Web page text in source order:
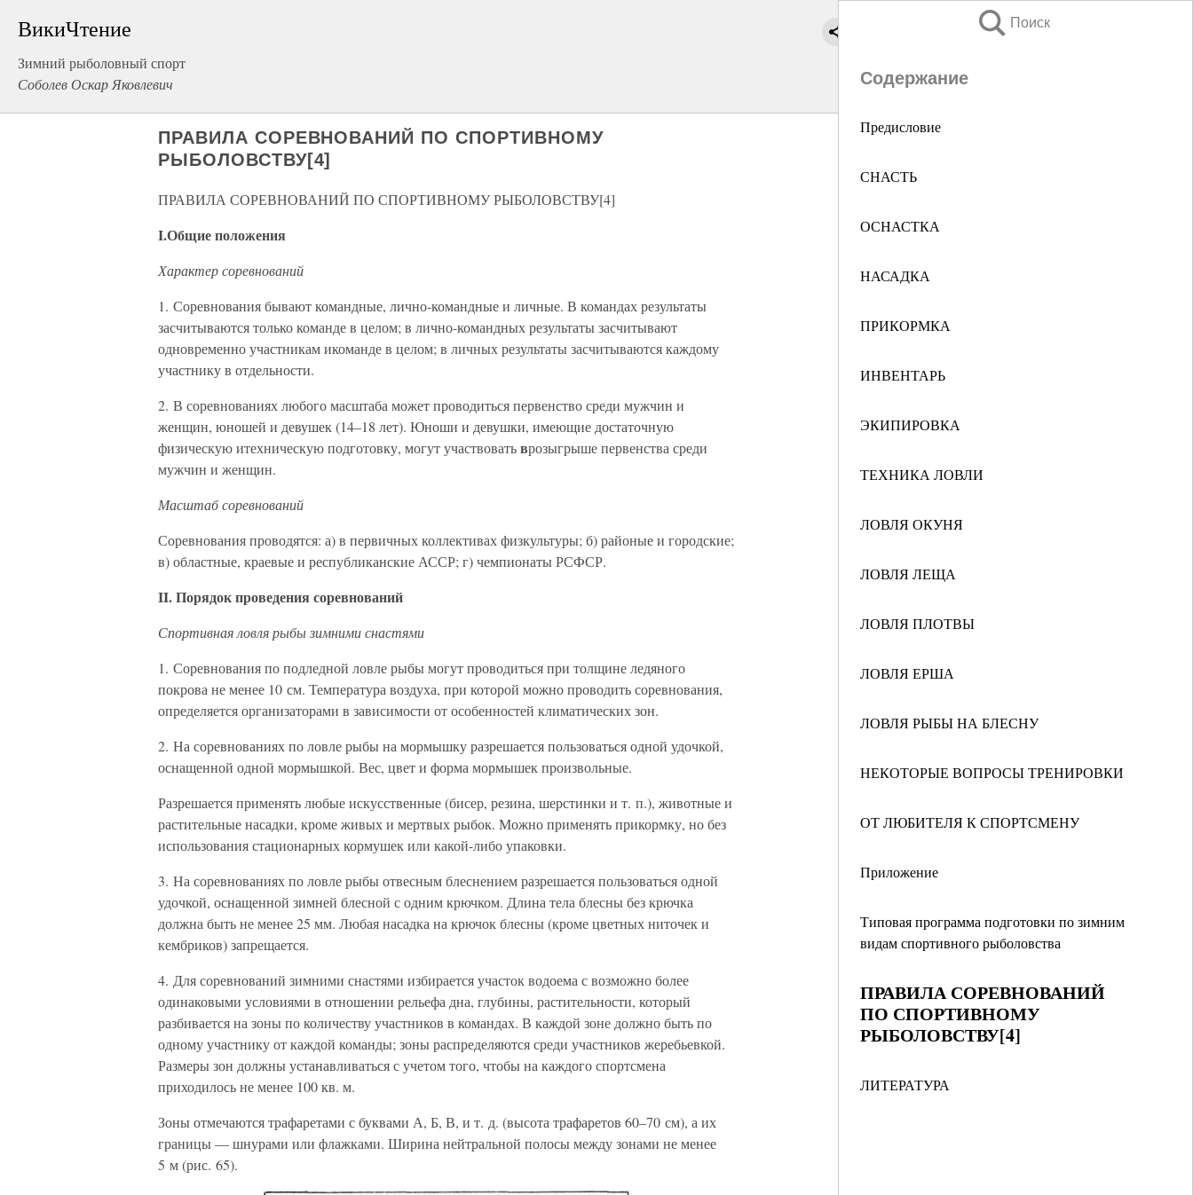
ВикиЧтение
Зимний рыболовный спорт
Соболев Оскар Яковлевич
Поиск
Содержание
Предисловие
СНАСТЬ
ОСНАСТКА
НАСАДКА
ПРИКОРМКА
ИНВЕНТАРЬ
ЭКИПИРОВКА
ТЕХНИКА ЛОВЛИ
ЛОВЛЯ ОКУНЯ
ЛОВЛЯ ЛЕЩА
ЛОВЛЯ ПЛОТВЫ
ЛОВЛЯ ЕРША
ЛОВЛЯ РЫБЫ НА БЛЕСНУ
НЕКОТОРЫЕ ВОПРОСЫ ТРЕНИРОВКИ
ОТ ЛЮБИТЕЛЯ К СПОРТСМЕНУ
Приложение
Типовая программа подготовки по зимним
видам спортивного рыболовства
ПРАВИЛА СОРЕВНОВАНИЙ
ПО СПОРТИВНОМУ
РЫБОЛОВСТВУ[4]
ЛИТЕРАТУРА
ПРАВИЛА СОРЕВНОВАНИЙ ПО СПОРТИВНОМУ
РЫБОЛОВСТВУ[4]
ПРАВИЛА СОРЕВНОВАНИЙ ПО СПОРТИВНОМУ РЫБОЛОВСТВУ[4]
I.Общие положения
Характер соревнований
1. Соревнования бывают командные, лично-командные и личные. В командах результаты
засчитываются только команде в целом; в лично-командных результаты засчитывают
одновременно участникам икоманде в целом; в личных результаты засчитываются каждому
участнику в отдельности.
2. В соревнованиях любого масштаба может проводиться первенство среди мужчин и
женщин, юношей и девушек (14–18 лет). Юноши и девушки, имеющие достаточную
физическую итехническую подготовку, могут участвоватьврозыгрыше первенства среди
мужчин и женщин.
Масштаб соревнований
Соревнования проводятся: а) в первичных коллективах физкультуры; б) районые и городские;
в) областные, краевые и республиканские АССР; г) чемпионаты РСФСР.
II. Порядок проведения соревнований
Спортивная ловля рыбы зимними снастями
1. Соревнования по подледной ловле рыбы могут проводиться при толщине ледяного
покрова не менее 10 см. Температура воздуха, при которой можно проводить соревнования,
определяется организаторами в зависимости от особенностей климатических зон.
2. На соревнованиях по ловле рыбы на мормышку разрешается пользоваться одной удочкой,
оснащенной одной мормышкой. Вес, цвет и форма мормышек произвольные.
Разрешается применять любые искусственные (бисер, резина, шерстинки и т. п.), животные и
растительные насадки, кроме живых и мертвых рыбок. Можно применять прикормку, но без
использования стационарных кормушек или какой-либо упаковки.
3. На соревнованиях по ловле рыбы отвесным блеснением разрешается пользоваться одной
удочкой, оснащенной зимней блесной с одним крючком. Длина тела блесны без крючка
должна быть не менее 25 мм. Любая насадка на крючок блесны (кроме цветных ниточек и
кембриков) запрещается.
4. Для соревнований зимними снастями избирается участок водоема с возможно более
одинаковыми условиями в отношении рельефа дна, глубины, растительности, который
разбивается на зоны по количеству участников в командах. В каждой зоне должно быть по
одному участнику от каждой команды; зоны распределяются среди участников жеребьевкой.
Размеры зон должны устанавливаться с учетом того, чтобы на каждого спортсмена
приходилось не менее 100 кв. м.
Зоны отмечаются трафаретами с буквами А, Б, В, и т. д. (высота трафаретов 60–70 см), а их
границы — шнурами или флажками. Ширина нейтральной полосы между зонами не менее
5 м (рис. 65).